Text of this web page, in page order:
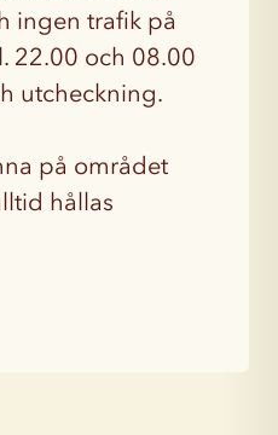
ingen trafik på
22.00 och 08.00
utcheckning.
på området
hållas